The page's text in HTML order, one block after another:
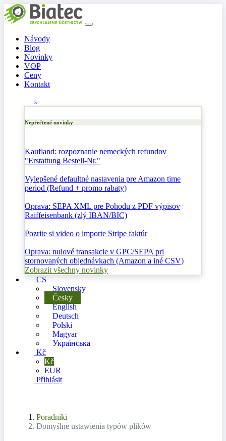
Návody
Blog
Novinky
VOP
Ceny
Kontakt
5
Nepřečtené novinky
Kaufland: rozpoznanie nemeckých refundov
"Erstattung Bestell-Nr."
Vylepšené defaultné nastavenia pre Amazon time
period (Refund + promo rabaty)
Oprava: SEPA XML pre Pohodu z PDF výpisov
Raiffeisenbank (zlý IBAN/BIC)
Pozrite si video o importe Stripe faktúr
Oprava: nulové transakcie v GPC/SEPA pri
stornovaných objednávkach (Amazon a iné CSV)
Zobrazit všechny novinky
CS
Slovensky
Česky
English
Deutsch
Polski
Magyar
Українська
Kč
Kč
EUR
Přihlásit
Poradniki
Domyślne ustawienia typów plików